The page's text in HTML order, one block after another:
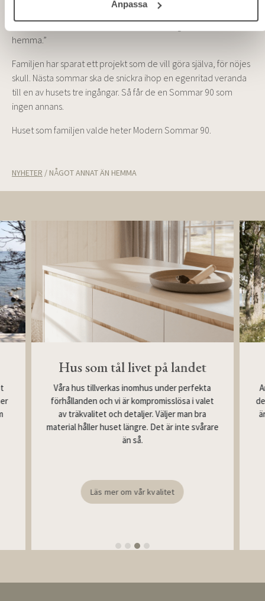
Anpassa
”Fast det är bekvämt är det sommarhus. Något annat än
hemma.”
Familjen har sparat ett projekt som de vill göra själva, för nöjes
skull. Nästa sommar ska de snickra ihop en egenritad veranda
till en av husets tre ingångar. Så får de en Sommar 90 som
ingen annans.
Huset som familjen valde heter Modern Sommar 90.
NYHETER / NÅGOT ANNAT ÄN HEMMA
Hus som tål livet på landet
Våra hus tillverkas inomhus under perfekta
förhållanden och vi är kompromisslösa i valet
av träkvalitet och detaljer. Väljer man bra
material håller huset längre. Det är inte svårare
än så.
Läs mer om vår kvalitet